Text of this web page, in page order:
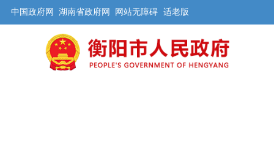
中国政府网 湖南省政府网 网站无障碍 适老版